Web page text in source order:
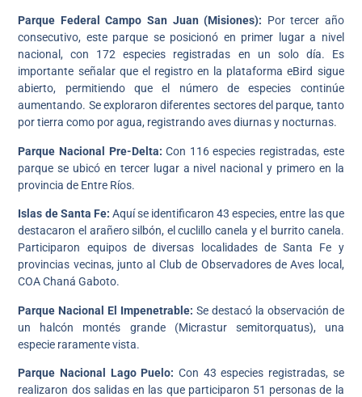
Parque Federal Campo San Juan (Misiones): Por tercer año
consecutivo, este parque se posicionó en primer lugar a nivel
nacional, con 172 especies registradas en un solo día. Es
importante señalar que el registro en la plataforma eBird sigue
abierto, permitiendo que el número de especies continúe
aumentando. Se exploraron diferentes sectores del parque, tanto
por tierra como por agua, registrando aves diurnas y nocturnas.
Parque Nacional Pre-Delta: Con 116 especies registradas, este
parque se ubicó en tercer lugar a nivel nacional y primero en la
provincia de Entre Ríos.
Islas de Santa Fe: Aquí se identificaron 43 especies, entre las que
destacaron el arañero silbón, el cuclillo canela y el burrito canela.
Participaron equipos de diversas localidades de Santa Fe y
provincias vecinas, junto al Club de Observadores de Aves local,
COA Chaná Gaboto.
Parque Nacional El Impenetrable: Se destacó la observación de
un halcón montés grande (Micrastur semitorquatus), una
especie raramente vista.
Parque Nacional Lago Puelo: Con 43 especies registradas, se
realizaron dos salidas en las que participaron 51 personas de la